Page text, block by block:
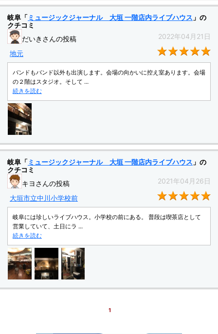
岐阜「ミュージックジャーナル 大垣 一階店内ライブハウス 」の
クチコミ
だいきさんの投稿
2022年04月21日
地元
バンドもバンド以外も出演します。会場の向かいに控え室あります。会場
の２階はスタジオ。そして ...
続きを読む
岐阜「ミュージックジャーナル 大垣 一階店内ライブハウス 」の
クチコミ
キヨさんの投稿
2021年04月26日
大垣市立中川小学校前
岐阜には珍しいライブハウス。小学校の前にある。 普段は喫茶店として
営業していて、土日にラ ...
続きを読む
1